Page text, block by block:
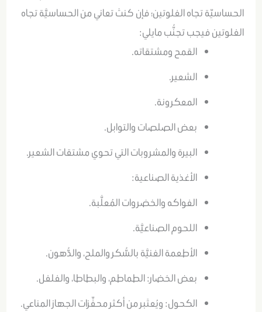
الحساسيّة تجاه الغلوتين؛ فإن كنتَ تعاني من الحساسيَّة تجاه
الغلوتين فيجب تجنُّب مايلي:
القمح ومشتقاته.
الشعير.
المعكرونة.
بعض الصلصات والتوابل.
البيرة والمشروبات التي تحوي مشتقات الشعير.
الأغذية الصناعية:
الفواكه والخضروات المُعلَّبة.
اللحوم الصناعيَّة.
الأطعمة الغنيَّة بالسُّكر والملح، والدُّهون.
بعض الخضار: الطماطم، والبطاطا، والفلفل.
الكحول: ويُعتَبر من أكثر محفِّزات الجهاز المناعي.